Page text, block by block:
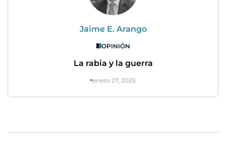
Jaime E. Arango
OPINIÓN
La rabia y la guerra
enero 27, 2025